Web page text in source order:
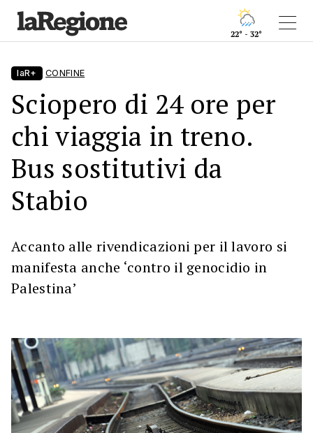
22° - 32°
laR+ CONFINE
Sciopero di 24 ore per
chi viaggia in treno.
Bus sostitutivi da
Stabio
Accanto alle rivendicazioni per il lavoro si
manifesta anche ‘contro il genocidio in
Palestina’